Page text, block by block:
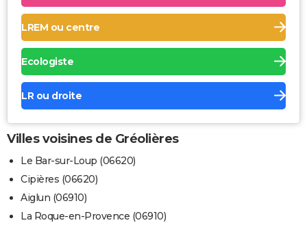
LREM ou centre
Ecologiste
LR ou droite
Villes voisines de Gréolières
Le Bar-sur-Loup (06620)
Cipières (06620)
Aiglun (06910)
La Roque-en-Provence (06910)